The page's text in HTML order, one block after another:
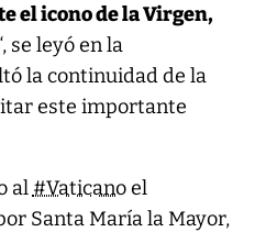
el icono de la Virgen,
se leyó en la
la continuidad de la
este importante
al #Vaticanoel
Santa María la Mayor,